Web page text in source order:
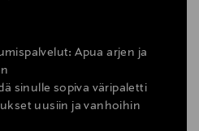
minimekko,
Apua arjen ja
sinulle sopiva väripaletti
uusiin ja vanhoihin